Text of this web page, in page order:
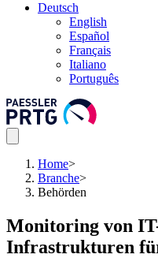
Deutsch
English
Español
Français
Italiano
Português
Home>
Branche>
Behörden
Monitoring von
Infrastrukturen